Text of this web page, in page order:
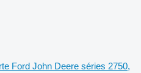
Ford John Deere séries 2750,